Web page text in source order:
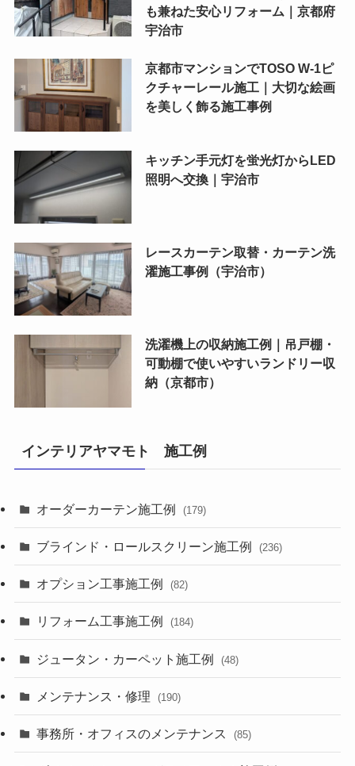
も兼ねた安心リフォーム｜京都府
宇治市
京都市マンションでTOSO W-1ピ
クチャーレール施工｜大切な絵画
を美しく飾る施工事例
キッチン手元灯を蛍光灯からLED
照明へ交換｜宇治市
レースカーテン取替・カーテン洗
濯施工事例（宇治市）
洗濯機上の収納施工例｜吊戸棚・
可動棚で使いやすいランドリー収
納（京都市）
インテリアヤマモト 施工例
オーダーカーテン施工例 (179)
ブラインド・ロールスクリーン施工例 (236)
オプション工事施工例 (82)
リフォーム工事施工例 (184)
ジュータン・カーペット施工例 (48)
メンテナンス・修理 (190)
事務所・オフィスのメンテナンス (85)